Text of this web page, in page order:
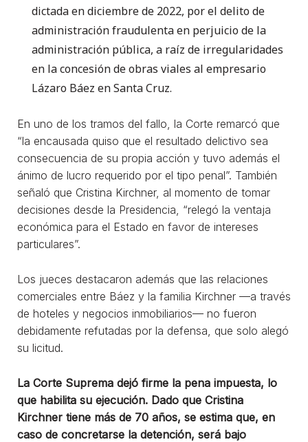
dictada en diciembre de 2022, por el delito de
administración fraudulenta en perjuicio de la
administración pública, a raíz de irregularidades
en la concesión de obras viales al empresario
Lázaro Báez en Santa Cruz.
En uno de los tramos del fallo, la Corte remarcó que
“la encausada quiso que el resultado delictivo sea
consecuencia de su propia acción y tuvo además el
ánimo de lucro requerido por el tipo penal”. También
señaló que Cristina Kirchner, al momento de tomar
decisiones desde la Presidencia, “relegó la ventaja
económica para el Estado en favor de intereses
particulares”.
Los jueces destacaron además que las relaciones
comerciales entre Báez y la familia Kirchner —a través
de hoteles y negocios inmobiliarios— no fueron
debidamente refutadas por la defensa, que solo alegó
su licitud.
La Corte Suprema dejó firme la pena impuesta, lo
que habilita su ejecución. Dado que Cristina
Kirchner tiene más de 70 años, se estima que, en
caso de concretarse la detención, será bajo